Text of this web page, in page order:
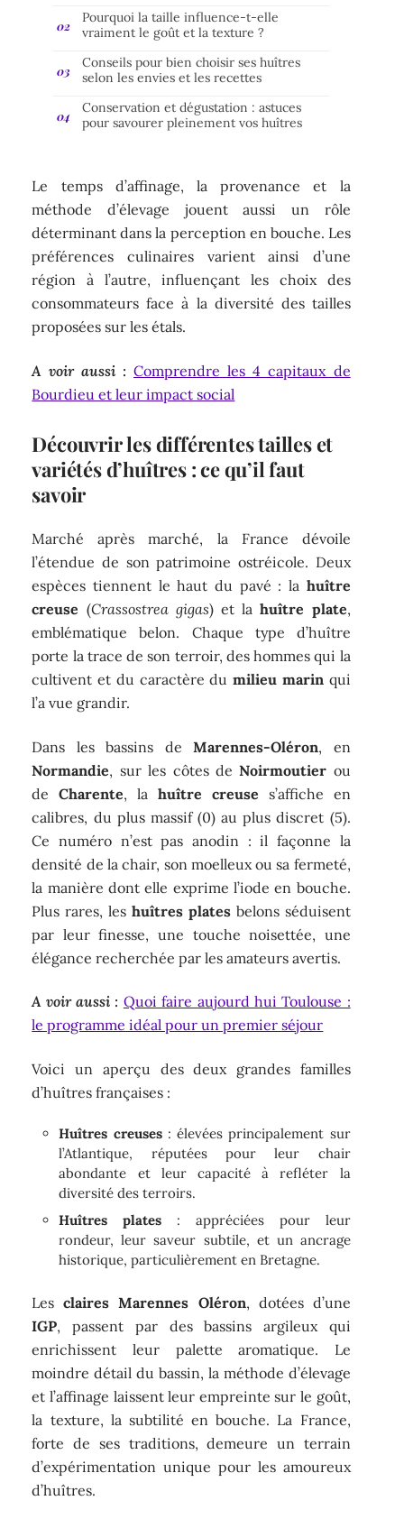
Pourquoi la taille influence-t-elle
vraiment le goût et la texture ?
Conseils pour bien choisir ses huîtres
selon les envies et les recettes
Conservation et dégustation : astuces
pour savourer pleinement vos huîtres
Le temps d’affinage, la provenance et la
méthode d’élevage jouent aussi un rôle
déterminant dans la perception en bouche. Les
préférences culinaires varient ainsi d’une
région à l’autre, influençant les choix des
consommateurs face à la diversité des tailles
proposées sur les étals.
A voir aussi : Comprendre les 4 capitaux de
Bourdieu et leur impact social
Découvrir les différentes tailles et
variétés d’huîtres : ce qu’il faut
savoir
Marché après marché, la France dévoile
l’étendue de son patrimoine ostréicole. Deux
espèces tiennent le haut du pavé : la huître
creuse (Crassostrea gigas) et lahuître plate,
emblématique belon. Chaque type d’huître
porte la trace de son terroir, des hommes qui la
cultivent et du caractère dumilieu marinqui
l’a vue grandir.
Dans les bassins deMarennes-Oléron, en
Normandie, sur les côtes deNoirmoutier ou
deCharente, lahuître creuse s’affiche en
calibres, du plus massif (0) au plus discret (5).
Ce numéro n’est pas anodin : il façonne la
densité de la chair, son moelleux ou sa fermeté,
la manière dont elle exprime l’iode en bouche.
Plus rares, les huîtres platesbelons séduisent
par leur finesse, une touche noisettée, une
élégance recherchée par les amateurs avertis.
A voir aussi : Quoi faire aujourd hui Toulouse :
le programme idéal pour un premier séjour
Voici un aperçu des deux grandes familles
d’huîtres françaises :
Huîtres creuses: élevées principalement sur
l’Atlantique, réputées pour leur chair
abondante et leur capacité à refléter la
diversité des terroirs.
Huîtres plates : appréciées pour leur
rondeur, leur saveur subtile, et un ancrage
historique, particulièrement en Bretagne.
Lesclaires Marennes Oléron, dotées d’une
IGP, passent par des bassins argileux qui
enrichissent leur palette aromatique. Le
moindre détail du bassin, la méthode d’élevage
et l’affinage laissent leur empreinte sur le goût,
la texture, la subtilité en bouche. La France,
forte de ses traditions, demeure un terrain
d’expérimentation unique pour les amoureux
d’huîtres.